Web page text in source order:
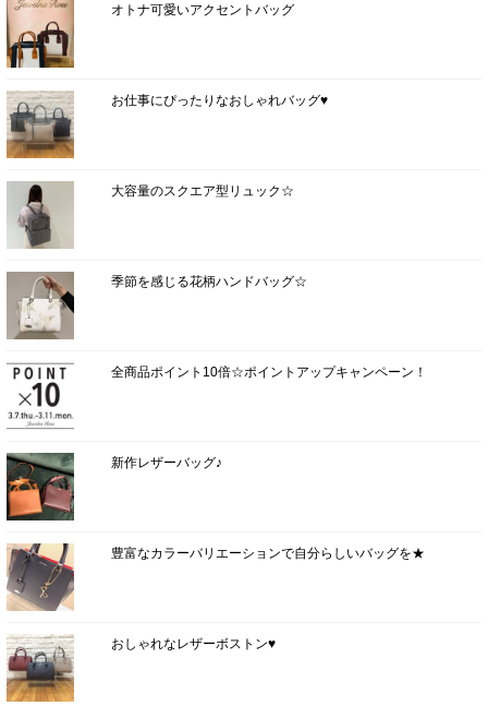
オトナ可愛いアクセントバッグ
お仕事にぴったりなおしゃれバッグ♥
大容量のスクエア型リュック☆
季節を感じる花柄ハンドバッグ☆
全商品ポイント10倍☆ポイントアップキャンペーン！
新作レザーバッグ♪
豊富なカラーバリエーションで自分らしいバッグを★
おしゃれなレザーボストン♥